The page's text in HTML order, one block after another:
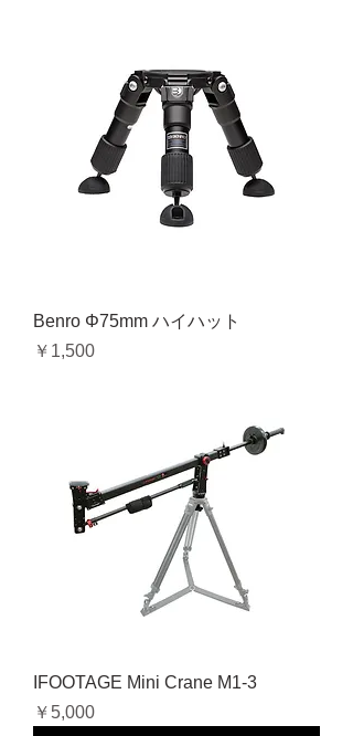
Benro Φ75mm ハイハット
価格
￥1,500
IFOOTAGE Mini Crane M1-3
価格
￥5,000